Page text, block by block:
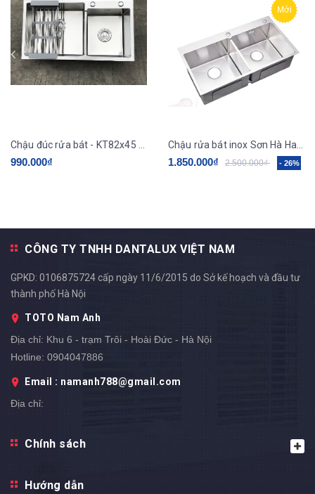
Chậu đúc rửa bát - KT82x45 (loại thường)
990.000₫
Mới
Chậu rửa bát inox Sơn Hà Handmade 2 hố cân HM.X.2C.82.2.2
1.850.000₫ 2.500.000₫ - 26%
CÔNG TY TNHH DANTALUX VIỆT NAM
GPKD: 0106875724 cấp ngày 11/6/2015 do Sở kế hoạch và đầu tư
thành phố Hà Nội
TOTO Nam Anh
Địa chỉ: Khu 6 - trạm Trôi - Hoài Đức - Hà Nội
Hotline: 0904047886
Email : namanh788@gmail.com
Địa chỉ: